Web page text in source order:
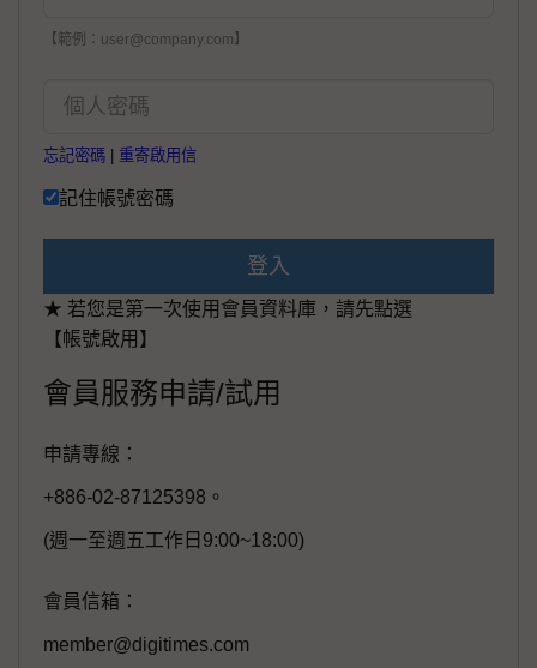
【範例：user@company.com】
忘記密碼 重寄啟用信
記住帳號密碼
登入
★ 若您是第一次使用會員資料庫，請先點選
【帳號啟用】
會員服務申請/試用
申請專線：
+886-02-87125398。
(週一至週五工作日9:00~18:00)
會員信箱：
member@digitimes.com